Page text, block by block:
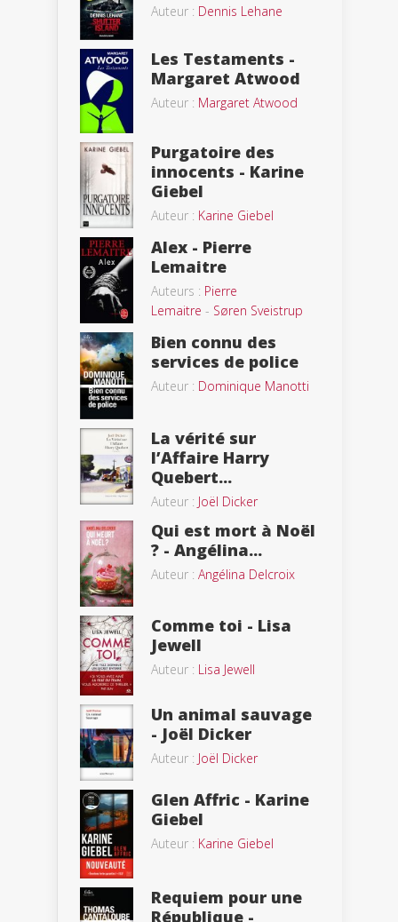
Auteur : Dennis Lehane
Les Testaments -
Margaret Atwood
Auteur : Margaret Atwood
Purgatoire des
innocents - Karine
Giebel
Auteur : Karine Giebel
Alex - Pierre
Lemaitre
Auteurs : Pierre
Lemaitre - Søren Sveistrup
Bien connu des
services de police
Auteur : Dominique Manotti
La vérité sur
l’Affaire Harry
Quebert...
Auteur : Joël Dicker
Qui est mort à Noël
? - Angélina...
Auteur : Angélina Delcroix
Comme toi - Lisa
Jewell
Auteur : Lisa Jewell
Un animal sauvage
- Joël Dicker
Auteur : Joël Dicker
Glen Affric - Karine
Giebel
Auteur : Karine Giebel
Requiem pour une
République -